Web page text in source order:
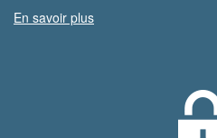
En savoir plus